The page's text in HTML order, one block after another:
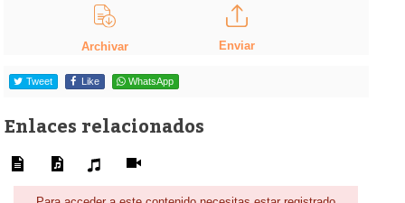
Archivar Enviar
Tweet Like WhatsApp
Enlaces relacionados